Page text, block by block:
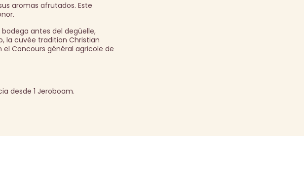
aromas afrutados. Este
antes del degüelle,
la cuvée tradition Christian
Concours général agricole de
desde 1 Jeroboam.